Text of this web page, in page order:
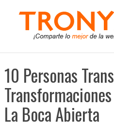
10 Personas
La Boca Abierta